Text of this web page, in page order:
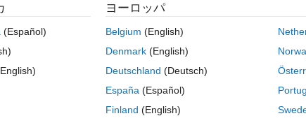
response. I want to know approximation bode plot in order to get
(Español)
ヨーロッパ
Belgium (English)
Denmark (English)
Deutschland (Deutsch)
España (Español)
Finland (English)